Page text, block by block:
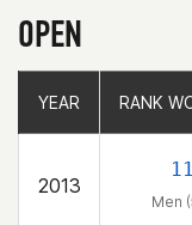
OPEN
YEAR RANK
2013
Men
YEAR RANK